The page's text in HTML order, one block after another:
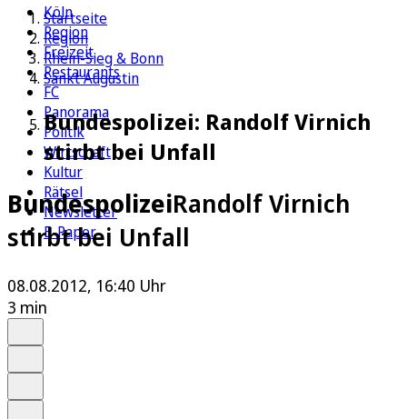
Köln
Region
Freizeit
Restaurants
FC
Panorama
Politik
Wirtschaft
Kultur
Rätsel
Newsletter
E-Paper
Startseite
Region
Rhein-Sieg & Bonn
Sankt Augustin
Bundespolizei: Randolf Virnich
stirbt bei Unfall
BundespolizeiRandolf Virnich
stirbt bei Unfall
08.08.2012, 16:40 Uhr
3 min